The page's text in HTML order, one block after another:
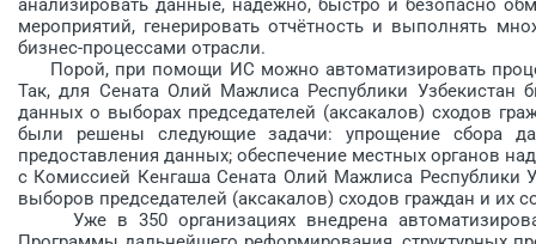
анализировать данные, на­дёжно, быстро и безопасно
мероприятий, генерировать отчётность и выполнять
бизнес-процессами отрасли.
Порой, при помощи ИС можно автоматизировать
Так, для Сената Олий Мажлиса Республики Узбекистан
данных о выборах председателей (аксакалов) сходов
были решены следующие задачи: упрощение сбора
предоставления данных; обеспечение местных органов
с Комиссией Кенгаша Сената Олий Мажлиса Рес­публики
выборов председателей (аксакалов) схо­дов граждан и их
Уже в 350 организациях внедрена